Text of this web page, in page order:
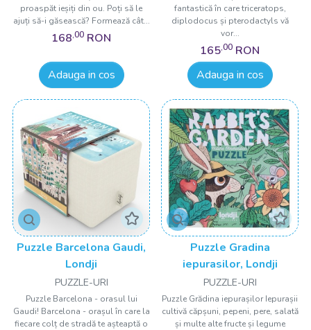
proaspăt ieșiți din ou. Poți să le
ajuți să-i găsească? Formează cât...
168,00 RON
Adauga in cos
fantastică în care triceratops,
diplodocus și pterodactyls vă
vor...
165,00 RON
Adauga in cos
Puzzle Barcelona Gaudi,
Londji
PUZZLE-URI
Puzzle Barcelona - orasul lui
Gaudi! Barcelona - orașul în care la
fiecare colț de stradă te așteaptă o
Puzzle Gradina
iepurasilor, Londji
PUZZLE-URI
Puzzle Grădina iepurașilor Iepurașii
cultivă căpșuni, pepeni, pere, salată
și multe alte fructe și legume